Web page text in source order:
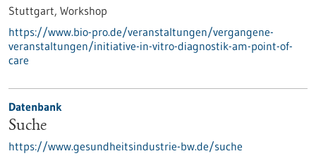
Stuttgart, Workshop
https://www.bio-pro.de/veranstaltungen/vergangene-
veranstaltungen/initiative-in-vitro-diagnostik-am-point-of-
care
Datenbank
Suche
https://www.gesundheitsindustrie-bw.de/suche